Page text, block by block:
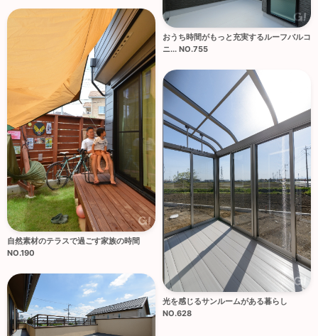
おうち時間がもっと充実するルーフバルコ
ニ... NO.755
自然素材のテラスで過ごす家族の時間
NO.190
光を感じるサンルームがある暮らし
NO.628